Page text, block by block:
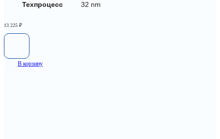
Техпроцесс 32 nm
13 225 ₽
В корзину